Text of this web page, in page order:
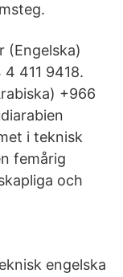
(Engelska)
4 411 9418.
+966
i teknisk
femårig
och
engelska